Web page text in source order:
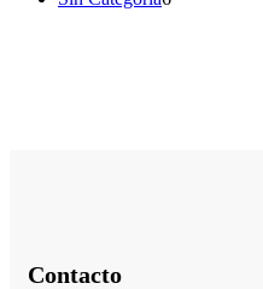
Contacto